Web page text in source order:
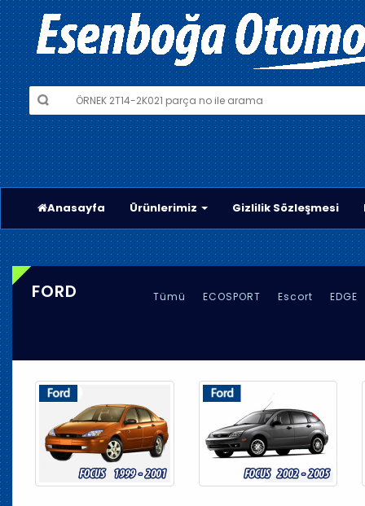
Anasayfa Ürünlerimiz Gizlilik Sözleşmesi
FORD Tümü ECOSPORT Escort EDGE